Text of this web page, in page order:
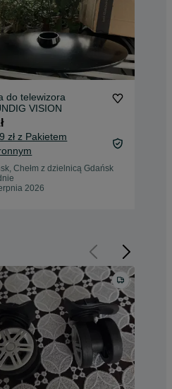
do telewizora
VISION
zł z Pakietem
Chełm z dzielnicą Gdańsk
2026